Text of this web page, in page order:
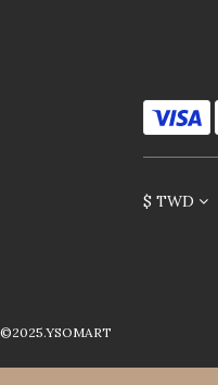
$ TWD
©2025.YSOMART